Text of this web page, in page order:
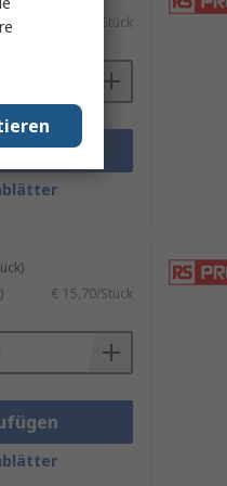
€ 12,81/Stück
€ 15,70/Stück